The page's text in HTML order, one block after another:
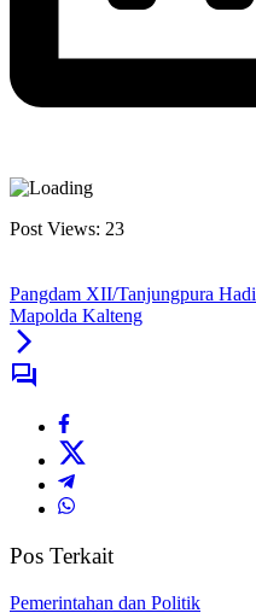
Post Views: 23
Pangdam XII/Tanjungpura
Mapolda Kalteng
Pos Terkait
Pemerintahan dan Politik